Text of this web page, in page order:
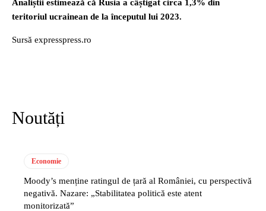
Analiștii estimează că Rusia a câștigat circa 1,3% din
teritoriul ucrainean de la începutul lui 2023.
Sursă expresspress.ro
Noutăți
Economie
Moody’s menține ratingul de țară al României, cu perspectivă
negativă. Nazare: „Stabilitatea politică este atent
monitorizată”